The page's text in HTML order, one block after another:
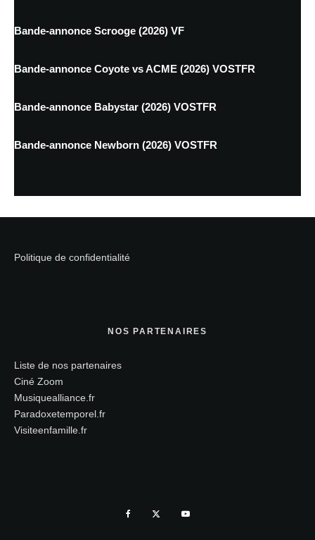
Bande-annonce Scrooge (2026) VF
Bande-annonce Coyote vs ACME (2026) VOSTFR
Bande-annonce Babystar (2026) VOSTFR
Bande-annonce Newborn (2026) VOSTFR
Politique de confidentialité
NOS PARTENAIRES
Liste de nos partenaires
Ciné Zoom
Musiquealliance.fr
Paradoxetemporel.fr
Visiteenfamille.fr